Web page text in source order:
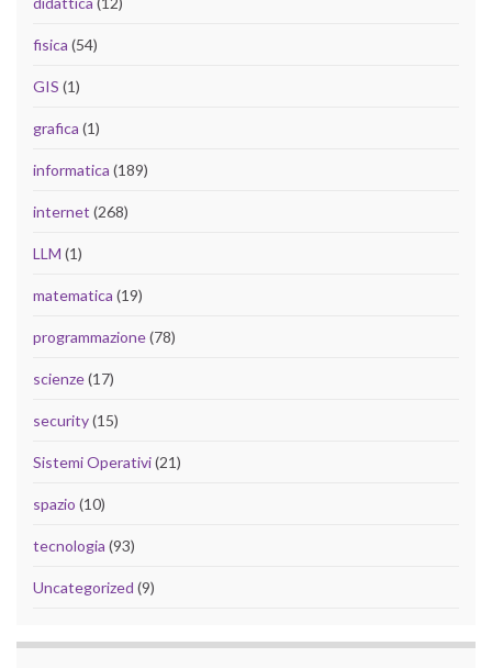
fisica (54)
GIS (1)
grafica (1)
informatica (189)
internet (268)
LLM (1)
matematica (19)
programmazione(78)
scienze(17)
security(15)
Sistemi Operativi(21)
spazio (10)
tecnologia (93)
Uncategorized (9)